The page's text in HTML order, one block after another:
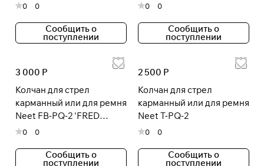
0 0
Сообщить о
поступлении
0 0
Сообщить о
поступлении
3 000 Р
Колчан для стрел
карманный или для ремня
Neet FB-PQ-2 'FRED
BEAR'
0 0
Сообщить о
поступлении
2 500 Р
Колчан для стрел
карманный или для ремня
Neet T-PQ-2
0 0
Сообщить о
поступлении